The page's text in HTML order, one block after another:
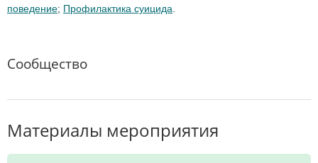
поведение; Профилактика суицида.
Сообщество
Материалы мероприятия